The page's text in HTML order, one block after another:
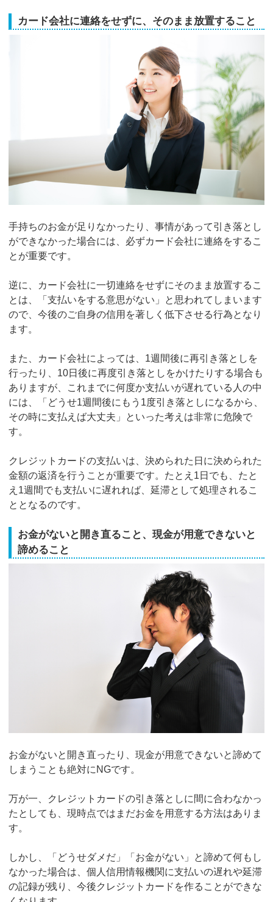
カード会社に連絡をせずに、そのまま放置すること
手持ちのお金が足りなかったり、事情があって引き落とし
ができなかった場合には、必ずカード会社に連絡をするこ
とが重要です。
逆に、カード会社に一切連絡をせずにそのまま放置するこ
とは、「支払いをする意思がない」と思われてしまいます
ので、今後のご自身の信用を著しく低下させる行為となり
ます。
また、カード会社によっては、1週間後に再引き落としを
行ったり、10日後に再度引き落としをかけたりする場合も
ありますが、これまでに何度か支払いが遅れている人の中
には、「どうせ1週間後にもう1度引き落としになるから、
その時に支払えば大丈夫」といった考えは非常に危険で
す。
クレジットカードの支払いは、決められた日に決められた
金額の返済を行うことが重要です。たとえ1日でも、たと
え1週間でも支払いに遅れれば、延滞として処理されるこ
ととなるのです。
お金がないと開き直ること、現金が用意できないと
諦めること
お金がないと開き直ったり、現金が用意できないと諦めて
しまうことも絶対にNGです。
万が一、クレジットカードの引き落としに間に合わなかっ
たとしても、現時点ではまだお金を用意する方法はありま
す。
しかし、「どうせダメだ」「お金がない」と諦めて何もし
なかった場合は、個人信用情報機関に支払いの遅れや延滞
の記録が残り、今後クレジットカードを作ることができな